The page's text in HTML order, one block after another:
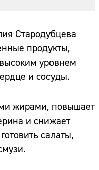
Стародубцева
продукты,
уровнем
и сосуды.
жирами, повышает
и снижает
салаты,